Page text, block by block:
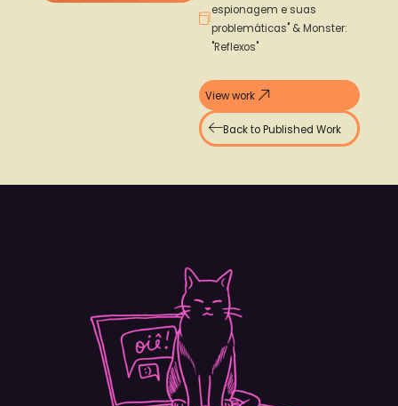
espionagem e suas
problemáticas" & Monster:
"Reflexos"
View work
Back to Published Work